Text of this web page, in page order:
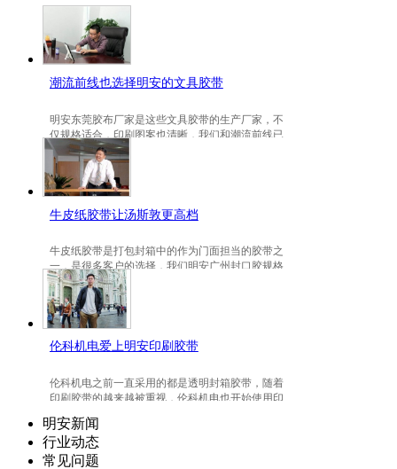
是可以定做的，不仅如此，规格也是可以定
做的。
潮流前线也选择明安的文具胶带
明安东莞胶布厂家是这些文具胶带的生产厂家，不
仅规格适合，印刷图案也清晰，我们和潮流前线已
有3年的稳定合作关系。
牛皮纸胶带让汤斯敦更高档
牛皮纸胶带是打包封箱中的作为门面担当的胶带之
一，是很多客户的选择，我们明安广州封口胶规格
包装的牛皮纸胶带就是汤斯敦的选择。
伦科机电爱上明安印刷胶带
伦科机电之前一直采用的都是透明封箱胶带，随着
印刷胶带的越来越被重视，伦科机电也开始使用印
明安新闻
行业动态
常见问题